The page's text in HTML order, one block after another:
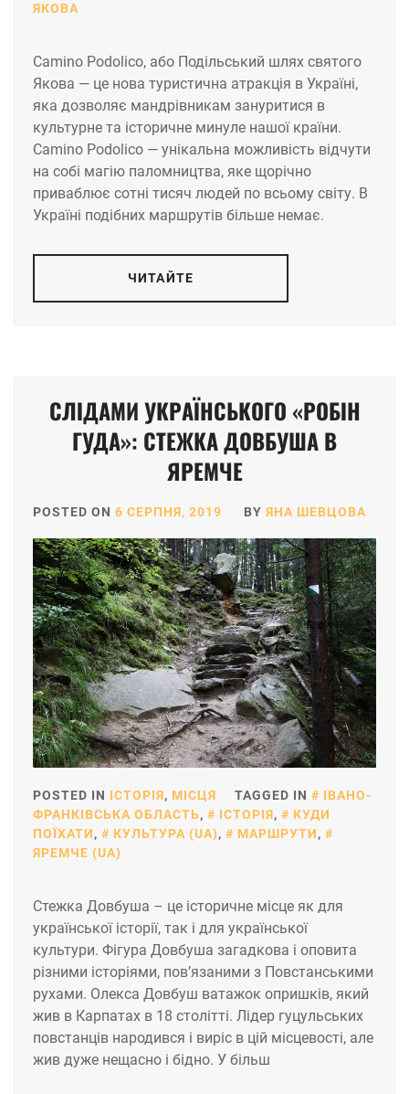
ЯКОВА
Camino Podolico, або Подільський шлях святого
Якова — це нова туристична атракція в Україні,
яка дозволяє мандрівникам зануритися в
культурне та історичне минуле нашої країни.
Camino Podolico — унікальна можливість відчути
на собі магію паломництва, яке щорічно
приваблює сотні тисяч людей по всьому світу. В
Україні подібних маршрутів більше немає.
ЧИТАЙТЕ
СЛІДАМИ УКРАЇНСЬКОГО «РОБІН
ГУДА»: СТЕЖКА ДОВБУША В
ЯРЕМЧЕ
POSTED ON 6 СЕРПНЯ, 2019 BY ЯНА ШЕВЦОВА
POSTED IN ІСТОРІЯ, МІСЦЯ TAGGED IN
ІВАНО-
ФРАНКІВСЬКА ОБЛАСТЬ, ІСТОРІЯ,
КУДИ
ПОЇХАТИ, КУЛЬТУРА (UA), МАРШРУТИ,
ЯРЕМЧЕ (UA)
Стежка Довбуша – це історичне місце як для
української історії, так і для української
культури. Фігура Довбуша загадкова і оповита
різними історіями, пов’язаними з Повстанськими
рухами. Олекса Довбуш ватажок опришків, який
жив в Карпатах в 18 столітті. Лідер гуцульських
повстанців народився і виріс в цій місцевості, але
жив дуже нещасно і бідно. У більш